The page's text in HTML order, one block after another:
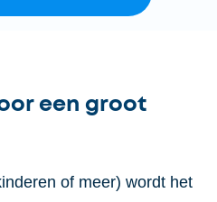
een groot
of meer) wordt het